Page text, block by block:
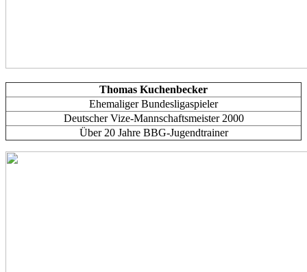
Thomas Kuchenbecker
Ehemaliger Bundesligaspieler
Deutscher Vize-Mannschaftsmeister 2000
Über 20 Jahre BBG-Jugendtrainer